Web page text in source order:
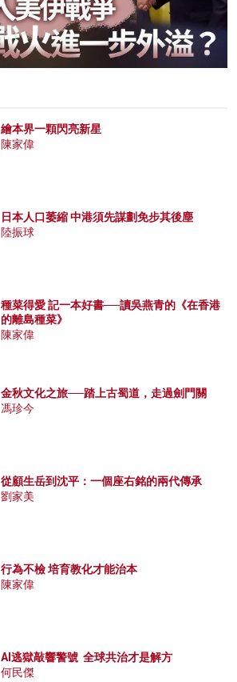
繪本界一顆閃亮新星
陳家偉
日本人口萎縮 中港須先謀劃免步其後塵
陸振球
種菜得愛 記一本好書──讀吳燕青的《在香港
的離島種菜》
陳家偉
金秋文化之旅──踏上古蜀道，走過劍門關
馮珍今
從顧生岳到沈平：一個座右銘的兩代傳承
劉家美
行為不檢 培育教化才能治本
陳家偉
AI逃獄敲響警號 全球共治才是解方
何民傑